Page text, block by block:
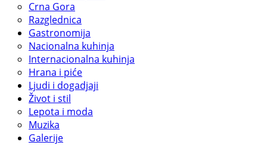
Crna Gora
Razglednica
Gastronomija
Nacionalna kuhinja
Internacionalna kuhinja
Hrana i piće
Ljudi i dogadjaji
Život i stil
Lepota i moda
Muzika
Galerije